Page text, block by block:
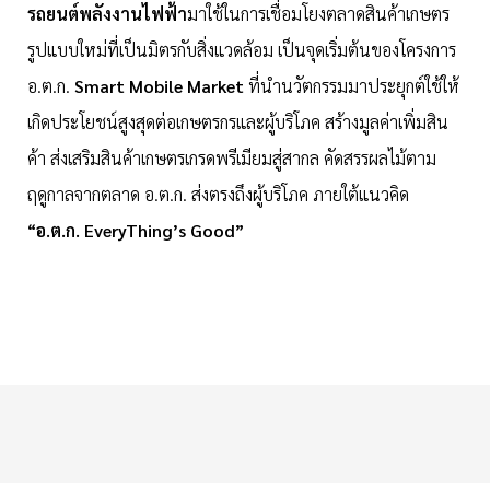
รถยนต์พลังงานไฟฟ้ามาใช้ในการเชื่อมโยงตลาดสินค้าเกษตร
รูปแบบใหม่ที่เป็นมิตรกับสิ่งแวดล้อม เป็นจุดเริ่มต้นของโครงการ
อ.ต.ก. Smart Mobile Market ที่นำนวัตกรรมมาประยุกต์ใช้ให้
เกิดประโยชน์สูงสุดต่อเกษตรกรและผู้บริโภค สร้างมูลค่าเพิ่มสิน
ค้า ส่งเสริมสินค้าเกษตรเกรดพรีเมียมสู่สากล คัดสรรผลไม้ตาม
ฤดูกาลจากตลาด อ.ต.ก. ส่งตรงถึงผู้บริโภค ภายใต้แนวคิด
“อ.ต.ก. EveryThing’s Good”